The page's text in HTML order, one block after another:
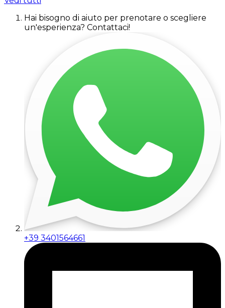
Hai bisogno di aiuto per prenotare o scegliere
un'esperienza? Contattaci!
+39 3401564661